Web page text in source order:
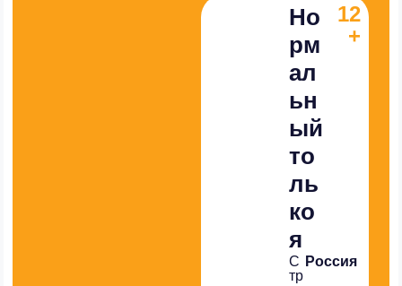
Но
рм
ал
ьн
ый
то
ль
ко
я
12
+
С
тр
Россия